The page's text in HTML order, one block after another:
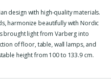
design with high-quality materials.
harmonize beautifully with Nordic
brought light from Varberg into
of floor, table, wall lamps, and
height from 100 to 133.9 cm.